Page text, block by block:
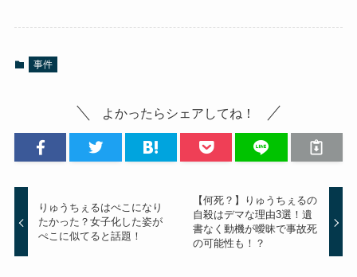
事件
よかったらシェアしてね！
りゅうちぇるはぺこになり
たかった？女子化した姿が
ぺこに似てると話題！
【何死？】りゅうちぇるの
自殺はデマな理由3選！遺
書なく動機が曖昧で事故死
の可能性も！？